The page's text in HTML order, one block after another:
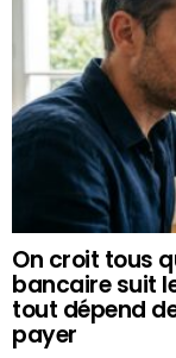
On croit tous
bancaire suit
tout dépend
payer